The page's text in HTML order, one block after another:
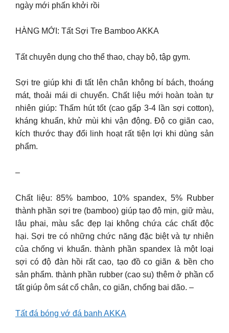
ngày mới phấn khởi rồi
HÀNG MỚI: Tất Sợi Tre Bamboo AKKA
Tất chuyên dụng cho thể thao, chạy bộ, tập gym.
Sợi tre giúp khi đi tất lên chân không bí bách, thoáng
mát, thoải mái di chuyển. Chất liệu mới hoàn toàn tự
nhiên giúp: Thấm hút tốt (cao gấp 3-4 lần sợi cotton),
kháng khuẩn, khử mùi khi vận động. Độ co giãn cao,
kích thước thay đổi linh hoạt rất tiện lợi khi dùng sản
phẩm.
–
Chất liệu: 85% bamboo, 10% spandex, 5% Rubber
thành phần sợi tre (bamboo) giúp tạo độ mịn, giữ màu,
lâu phai, màu sắc đẹp lại không chứa các chất độc
hại. Sợi tre có những chức năng đặc biệt và tự nhiên
của chống vi khuẩn. thành phần spandex là một loại
sợi có độ đàn hồi rất cao, tạo đồ co giãn & bền cho
sản phẩm. thành phần rubber (cao su) thêm ở phần cổ
tất giúp ôm sát cổ chân, co giãn, chống bai dão. –
Tất đá bóng vớ đá banh AKKA